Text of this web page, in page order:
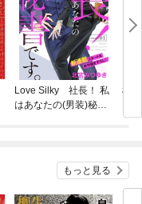
Love Silky 社長！ 私
はあなたの(男装)秘書
柚
もっと見る